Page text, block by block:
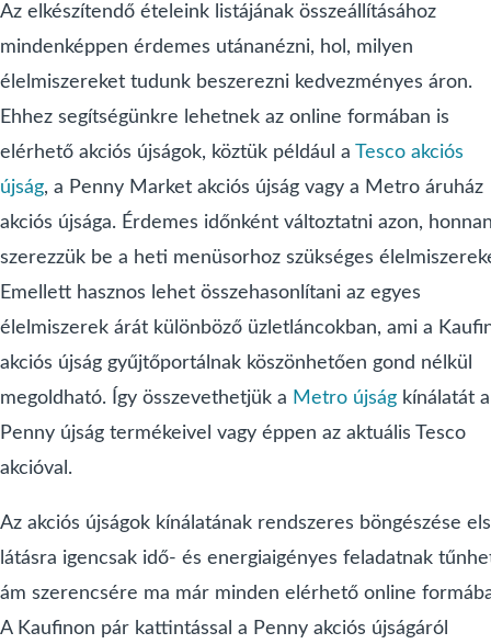
Az elkészítendő ételeink listájának összeállításához
mindenképpen érdemes utánanézni, hol, milyen
élelmiszereket tudunk beszerezni kedvezményes áron.
Ehhez segítségünkre lehetnek az online formában is
elérhető akciós újságok, köztük például a Tesco akciós
újság, a Penny Market akciós újság vagy a Metro áruház
akciós újsága. Érdemes időnként változtatni azon,
szerezzük be a heti menüsorhoz szükséges
Emellett hasznos lehet összehasonlítani az egyes
élelmiszerek árát különböző üzletláncokban, ami a
akciós újság gyűjtőportálnak köszönhetően gond nélkül
megoldható. Így összevethetjük a Metro újság kínálatát a
Penny újság termékeivel vagy éppen az aktuális Tesco
akcióval.
Az akciós újságok kínálatának rendszeres böngészése
látásra igencsak idő- és energiaigényes feladatnak
ám szerencsére ma már minden elérhető online
A Kaufinon pár kattintással a Penny akciós újságáról